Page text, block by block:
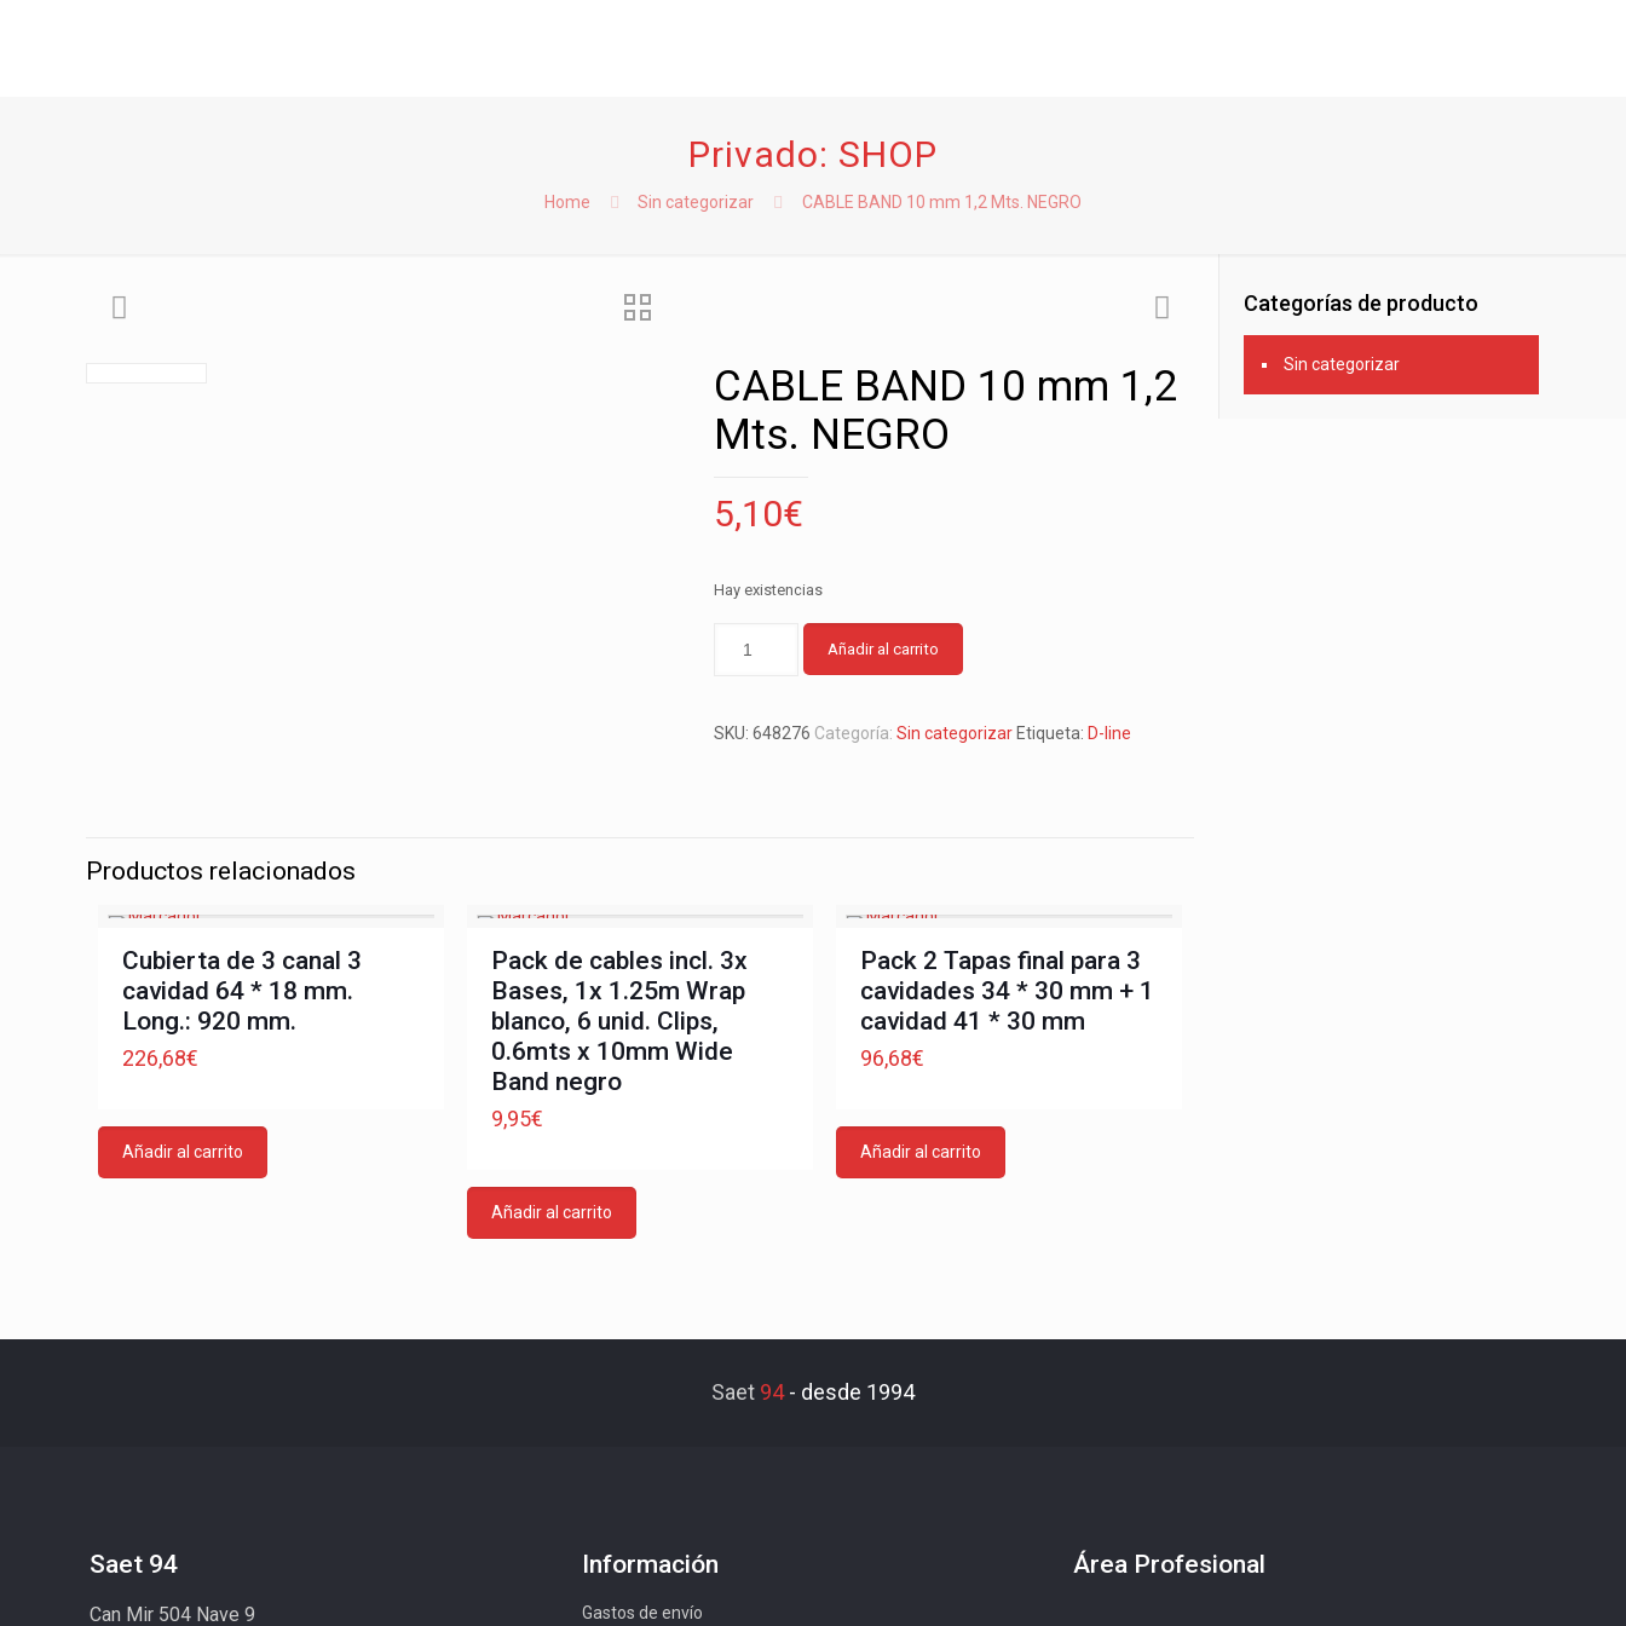
Privado: SHOP
Home Sin categorizar CABLE BAND 10 mm 1,2 Mts. NEGRO
CABLE BAND 10 mm 1,2
Mts. NEGRO
5,10€
Hay existencias
Añadir al carrito
SKU:648276 Categoría:Sin categorizar Etiqueta: D-line
Productos relacionados
Cubierta de 3 canal 3
cavidad 64 * 18 mm.
Long.: 920 mm.
226,68€
Añadir al carrito
Pack de cables incl. 3x
Bases, 1x 1.25m Wrap
blanco, 6 unid. Clips,
0.6mts x 10mm Wide
Band negro
9,95€
Añadir al carrito
Pack 2 Tapas final para 3
cavidades 34 * 30 mm + 1
cavidad 41 * 30 mm
96,68€
Añadir al carrito
Categorías de producto
Sin categorizar
Saet 94- desde 1994
Saet 94
Can Mir 504 Nave 9
Información
Gastos de envío
Área Profesional